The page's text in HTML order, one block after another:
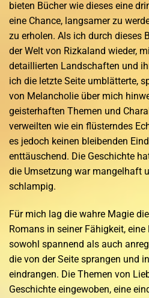
bieten Bücher wie dieses eine
eine Chance, langsamer zu
zu erholen. Als ich durch dieses
der Welt von Rizkaland wieder,
detaillierten Landschaften und
ich die letzte Seite umblätterte,
von Melancholie über mich
geisterhaften Themen und
verweilten wie ein flüsterndes
es jedoch keinen bleibenden
enttäuschend. Die Geschichte
die Umsetzung war mangelhaft
schlampig.
Für mich lag die wahre Magie
Romans in seiner Fähigkeit,
sowohl spannend als auch
die von der Seite sprangen und
eindrangen. Die Themen von
Geschichte eingewoben, eine